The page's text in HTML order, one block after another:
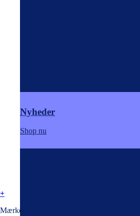
Nyheder
Shop nu
+
Mærker